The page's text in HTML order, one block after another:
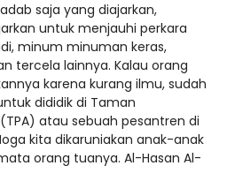
saja yang diajarkan,
untuk menjauhi perkara
minum minuman keras,
tercela lainnya. Kalau orang
karena kurang ilmu, sudah
dididik di Taman
atau sebuah pesantren di
kita dikaruniakan anak-anak
orang tuanya. Al-Hasan Al-